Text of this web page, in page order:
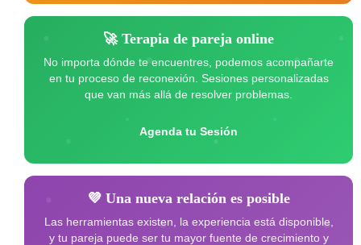
🚀 Terapia de pareja online
No importa dónde te encuentres, podemos acompañarte
en tu proceso de reconexión. Sesiones personalizadas
que van más allá de resolver problemas.
Agenda tu Sesión
💜 Una nueva relación es posible
Las herramientas existen, la experiencia está disponible,
y tu pareja puede ser tu mayor fuente de crecimiento y